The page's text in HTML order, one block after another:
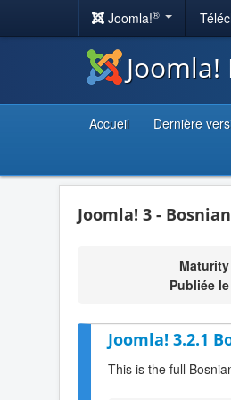
Joomla!®
Accueil Dernière
Joomla! 3 -
Maturity
Publiée le
Joomla! 3.2.1
This is the full